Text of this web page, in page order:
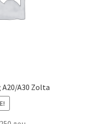
A30 Zolta